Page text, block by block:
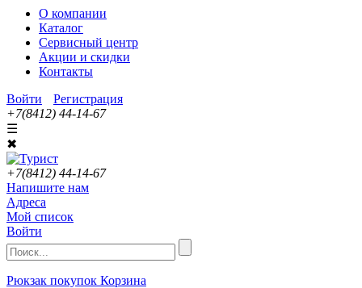
О компании
Каталог
Сервисный центр
Акции и скидки
Контакты
Войти
Регистрация
+7(8412) 44-14-67
☰
✖
+7(8412) 44-14-67
Напишите нам
Адреса
Мой список
Войти
Рюкзак покупок Корзина